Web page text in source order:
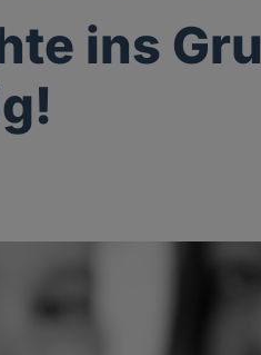
ins